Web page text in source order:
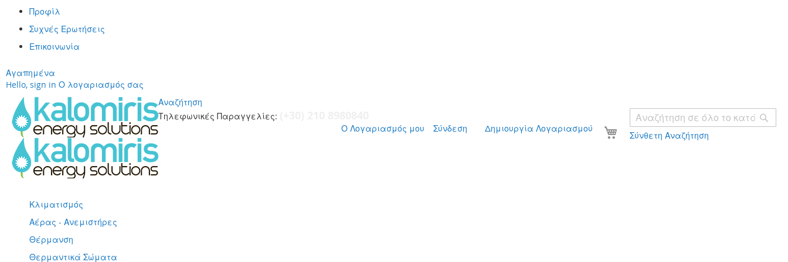
Προφίλ
Συχνές Ερωτήσεις
Επικοινωνία
Αγαπημένα
Hello, sign in Ο λογαριασμός σας
Αναζήτηση
Σύνθετη Αναζήτηση
Τηλεφωνικές Παραγγελίες:
Το καλάθι σας
Ο Λογαριασμός μου Σύνδεση Δημιουργία Λογαριασμού
περιεχόμενο
Κλιματισμός
Αέρας - Ανεμιστήρες
Θέρμανση
Θερμαντικά Σώματα